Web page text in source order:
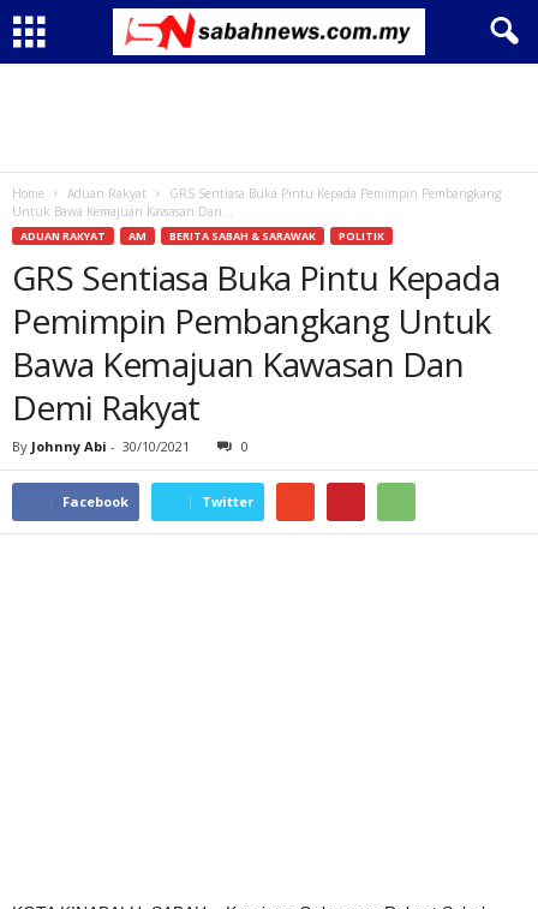
Home Aduan Rakyat
GRS Sentiasa Buka Pintu Kepada Pemimpin Pembangkang
Untuk Bawa Kemajuan Kawasan Dan...
ADUAN RAKYAT AM BERITA SABAH & SARAWAK POLITIK
GRS Sentiasa Buka Pintu Kepada
Pemimpin Pembangkang Untuk
Bawa Kemajuan Kawasan Dan
Demi Rakyat
By Johnny Abi - 30/10/2021 0
Facebook Twitter